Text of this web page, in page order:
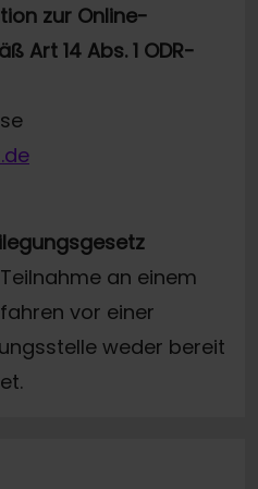
zur Online-
Art 14 Abs. 1 ODR-
an einem
vor einer
weder bereit